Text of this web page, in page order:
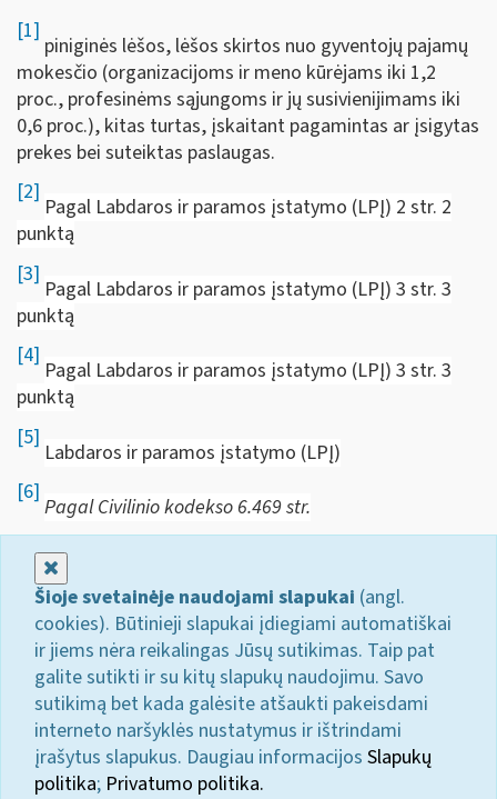
[1]
piniginės lėšos, lėšos skirtos nuo gyventojų pajamų
mokesčio (organizacijoms ir meno kūrėjams iki 1,2
proc., profesinėms sąjungoms ir jų susivienijimams iki
0,6 proc.), kitas turtas, įskaitant pagamintas ar įsigytas
prekes bei suteiktas paslaugas.
[2]
Pagal Labdaros ir paramos įstatymo (LPĮ) 2 str. 2
punktą
[3]
Pagal Labdaros ir paramos įstatymo (LPĮ) 3 str. 3
punktą
[4]
Pagal Labdaros ir paramos įstatymo (LPĮ) 3 str. 3
punktą
[5]
Labdaros ir paramos įstatymo (LPĮ)
[6]
Pagal Civilinio kodekso 6.469 str.
Šioje svetainėje naudojami slapukai (angl.
cookies). Būtinieji slapukai įdiegiami automatiškai
ir jiems nėra reikalingas Jūsų sutikimas. Taip pat
galite sutikti ir su kitų slapukų naudojimu. Savo
sutikimą bet kada galėsite atšaukti pakeisdami
interneto naršyklės nustatymus ir ištrindami
įrašytus slapukus. Daugiau informacijos Slapukų
politika; Privatumo politika.